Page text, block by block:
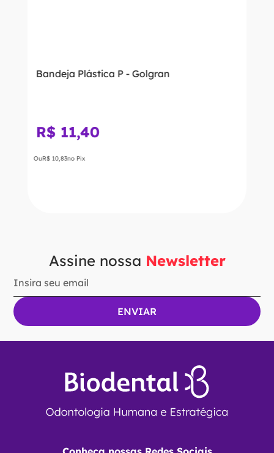
Bandeja Plástica P - Golgran
R$ 11,40
OuR$ 10,83no Pix
Assine nossa Newsletter